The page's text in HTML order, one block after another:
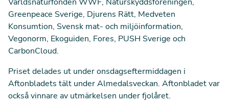
Greenpeace Sverige, Djurens Rätt, Medveten
Konsumtion, Svensk mat- och miljöinformation,
Vegonorm, Ekoguiden, Fores, PUSH Sverige och
CarbonCloud.
Priset delades ut under onsdagseftermiddagen i
Aftonbladets tält under Almedalsveckan. Aftonbladet var
också vinnare av utmärkelsen under fjolåret.